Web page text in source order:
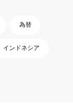
為替
インドネシア